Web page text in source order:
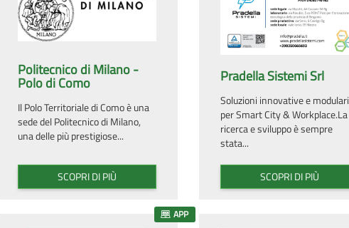
Politecnico di Milano -
Polo di Como
Il Polo Territoriale di Como è una
sede del Politecnico di Milano,
una delle più prestigiose...
SCOPRI DI PIÙ
Pradella Sistemi Srl
Soluzioni innovative e modulari
per Smart City & Workplace.La
ricerca e sviluppo è sempre
stata...
SCOPRI DI PIÙ
APP